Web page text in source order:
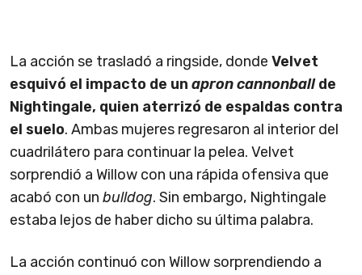
La acción se trasladó a ringside, donde Velvet
esquivó el impacto de un apron cannonballde
Nightingale, quien aterrizó de espaldas contra
el suelo. Ambas mujeres regresaron al interior del
cuadrilátero para continuar la pelea. Velvet
sorprendió a Willow con una rápida ofensiva que
acabó con un bulldog. Sin embargo, Nightingale
estaba lejos de haber dicho su última palabra.
La acción continuó con Willow sorprendiendo a